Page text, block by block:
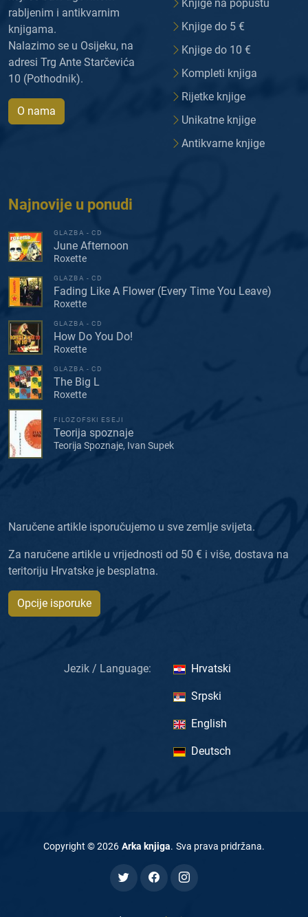
rabljenim i antikvarnim
knjigama.
Nalazimo se u Osijeku, na
adresi Trg Ante Starčevića
10 (Pothodnik).
O nama
Knjige na popustu
Knjige do 5 €
Knjige do 10 €
Kompleti knjiga
Rijetke knjige
Unikatne knjige
Antikvarne knjige
Najnovije u ponudi
GLAZBA - CD
June Afternoon
Roxette
GLAZBA - CD
Fading Like A Flower (Every Time You Leave)
Roxette
GLAZBA - CD
How Do You Do!
Roxette
GLAZBA - CD
The Big L
Roxette
FILOZOFSKI ESEJI
Teorija spoznaje
Teorija Spoznaje, Ivan Supek
Naručene artikle isporučujemo u sve zemlje svijeta.
Za naručene artikle u vrijednosti od 50 € i više, dostava na
teritoriju Hrvatske je besplatna.
Opcije isporuke
Jezik / Language: Hrvatski
Srpski
English
Deutsch
Copyright ©2026 Arka knjiga. Sva prava pridržana.